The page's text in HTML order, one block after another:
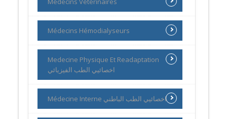
Médecins Hémodialyseurs
Medecine Physique Et Readaptation
اخصائيي الطب الفيزيائي
Médecine Interne اخصائيي الطب الباطني